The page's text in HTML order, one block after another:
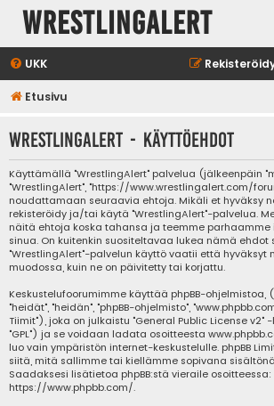
WrestlingAlert
UKK
Etusivu
WrestlingAlert - Käyttöehdot
Käyttämällä "WrestlingAlert" palvelua (jälkeenpäin
"WrestlingAlert", "https://www.wrestlingalert.com/
noudattamaan seuraavia ehtoja. Mikäli et hyväksy
rekisteröidy ja/tai käytä "WrestlingAlert"-palvelua.
näitä ehtoja koska tahansa ja teemme
sinua. On kuitenkin suositeltavaa lukea nämä ehdot
"WrestlingAlert"-palvelun käyttö vaatii että hyväksyt
muodossa, kuin ne on päivitetty tai korjattu.
Keskustelufoorumimme käyttää phpBB-ohjelmistoa,
"heidät", "heidän", "phpBB-ohjelmisto",
Tiimit"), joka on julkaistu "General Public License v2"
"GPL") ja se voidaan ladata osoitteesta
luo vain ympäristön internet-keskustelulle. phpBB
siitä, mitä sallimme tai kiellämme sopivana
Saadaksesi lisätietoa phpBB:stä vieraile osoitteessa:
https://www.phpbb.com/.